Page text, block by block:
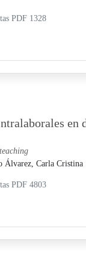
PDF 1328
en
Álvarez, Carla Cristina
PDF 4803